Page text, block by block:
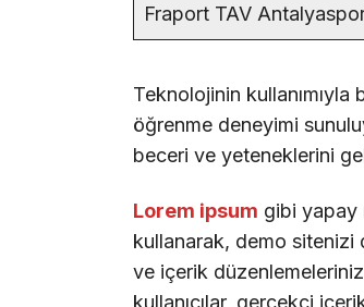
Fraport TAV
Teknolojinin
öğrenme deneyimi
beceri ve yeteneklerini
Lorem ipsum gibi yapay
kullanarak, demo sitenizi
ve içerik
kullanıcılar, gerçekçi